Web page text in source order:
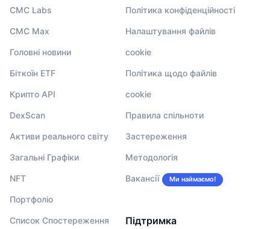
CMC Labs
CMC Max
Головні новини
Біткоїн ETF
Крипто API
DexScan
Активи реального світу
Загальні Графіки
NFT
Портфоліо
Список Спостереження
Політика конфіденційності
Налаштування файлів
cookie
Політика щодо файлів
cookie
Правила спільноти
Застереження
Методологія
Вакансії Ми наймаємо!
Підтримка